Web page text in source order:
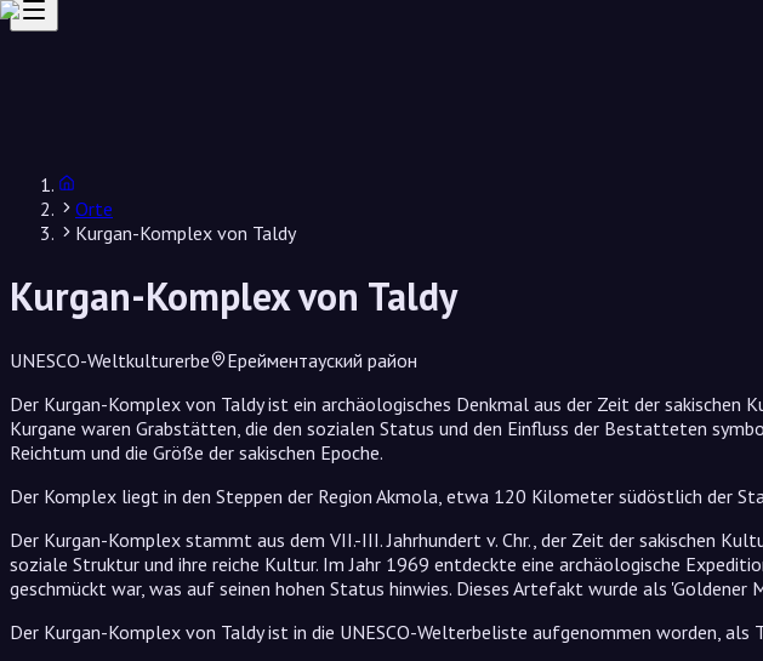
Orte
Kurgan-Komplex von Taldy
Kurgan-Komplex von Taldy
UNESCO-Weltkulturerbe
Ерейментауский район
Der Kurgan-Komplex von Taldy ist ein archäologisches Denkmal aus der Zeit der sakischen
Kurgane waren Grabstätten, die den sozialen Status und den Einfluss der Bestatteten
Reichtum und die Größe der sakischen Epoche.
Der Komplex liegt in den Steppen der Region Akmola, etwa 120 Kilometer südöstlich der
Der Kurgan-Komplex stammt aus dem VII.-III. Jahrhundert v. Chr., der Zeit der sakischen
soziale Struktur und ihre reiche Kultur. Im Jahr 1969 entdeckte eine archäologische
geschmückt war, was auf seinen hohen Status hinwies. Dieses Artefakt wurde als 'Goldener
Der Kurgan-Komplex von Taldy ist in die UNESCO-Welterbeliste aufgenommen worden,